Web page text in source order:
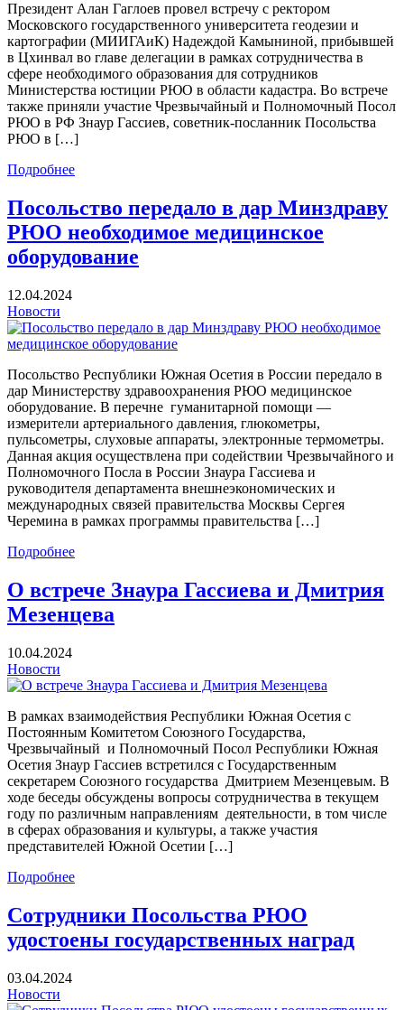
Президент Алан Гаглоев провел встречу с ректором
Московского государственного университета геодезии и
картографии (МИИГАиК) Надеждой Камыниной, прибывшей
в Цхинвал во главе делегации в рамках сотрудничества в
сфере необходимого образования для сотрудников
Министерства юстиции РЮО в области кадастра. Во встрече
также приняли участие Чрезвычайный и Полномочный Посол
РЮО в РФ Знаур Гассиев, советник-посланник Посольства
РЮО в […]
Подробнее
Посольство передало в дар Минздраву
РЮО необходимое медицинское
оборудование
12.04.2024
Новости
Посольство Республики Южная Осетия в России передало в
дар Министерству здравоохранения РЮО медицинское
оборудование. В перечне гуманитарной помощи —
измерители артериального давления, глюкометры,
пульсометры, слуховые аппараты, электронные термометры.
Данная акция осуществлена при содействии Чрезвычайного и
Полномочного Посла в России Знаура Гассиева и
руководителя департамента внешнеэкономических и
международных связей правительства Москвы Сергея
Черемина в рамках программы правительства […]
Подробнее
О встрече Знаура Гассиева и Дмитрия
Мезенцева
10.04.2024
Новости
В рамках взаимодействия Республики Южная Осетия с
Постоянным Комитетом Союзного Государства,
Чрезвычайный и Полномочный Посол Республики Южная
Осетия Знаур Гассиев встретился с Государственным
секретарем Союзного государства Дмитрием Мезенцевым. В
ходе беседы обсуждены вопросы сотрудничества в текущем
году по различным направлениям деятельности, в том числе
в сферах образования и культуры, а также участия
представителей Южной Осетии […]
Подробнее
Сотрудники Посольства РЮО
удостоены государственных наград
03.04.2024
Новости